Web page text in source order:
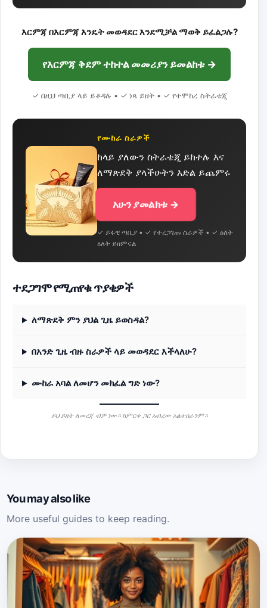
እርምጃ በእርምጃ እንዴት መወዳደር እንደሚቻል ማወቅ ይፈልጋሉ?
የእርምጃ ቅደም ተከተል መመሪያን ይመልከቱ →
✓ በዚህ ጣቢያ ላይ ይቆዳሉ • ✓ ነጻ ይዘት • ✓ የተሞከረ ስትራቴጂ
የሙከራ ስራዎች
ከላይ ያለውን ስትራቴጂ ይከተሉ እና
ለማጽደቅ ያላችሁትን እድል ይጨምሩ
አሁን ያመልክቱ →
✓ ይፋዊ ጣቢያ • ✓ የተረጋገጡ ስራዎች • ✓ ዕለት
ዕለት ይዘምናል
ተደጋግሞ የሚጠየቁ ጥያቄዎች
ለማጽደቅ ምን ያህል ጊዜ ይወስዳል?
በአንድ ጊዜ ብዙ ስራዎች ላይ መወዳደር እችላለሁ?
ሙከራ አባል ለመሆን መክፈል ግድ ነው?
ይህ ይዘት ለመረጃ ብቻ ነው። ከምርቱ ጋር አብረው አልተሰራንም።
You may also like
More useful guides to keep reading.